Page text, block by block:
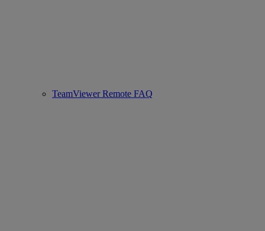
TeamViewer Remote FAQ